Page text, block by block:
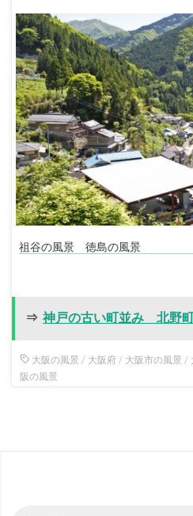
祖谷の風景 徳島の風景
⇒ 神戸の古い町並み 北野
大阪の風景 / 大阪府/ 大阪市の風景 /
阪の風景